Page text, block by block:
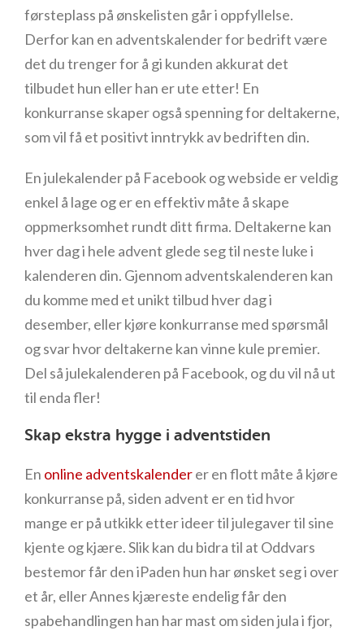
førsteplass på ønskelisten går i oppfyllelse.
Derfor kan en adventskalender for bedrift være
det du trenger for å gi kunden akkurat det
tilbudet hun eller han er ute etter! En
konkurranse skaper også spenning for deltakerne,
som vil få et positivt inntrykk av bedriften din.
En julekalender på Facebook og webside er veldig
enkel å lage og er en effektiv måte å skape
oppmerksomhet rundt ditt firma. Deltakerne kan
hver dag i hele advent glede seg til neste luke i
kalenderen din. Gjennom adventskalenderen kan
du komme med et unikt tilbud hver dag i
desember, eller kjøre konkurranse med spørsmål
og svar hvor deltakerne kan vinne kule premier.
Del så julekalenderen på Facebook, og du vil nå ut
til enda fler!
Skap ekstra hygge i adventstiden
En online adventskalenderer en flott måte å kjøre
konkurranse på, siden advent er en tid hvor
mange er på utkikk etter ideer til julegaver til sine
kjente og kjære. Slik kan du bidra til at Oddvars
bestemor får den iPaden hun har ønsket seg i over
et år, eller Annes kjæreste endelig får den
spabehandlingen han har mast om siden jula i fjor,